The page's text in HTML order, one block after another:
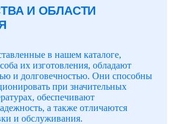
И ОБЛАСТИ
в нашем каталоге,
их изготовления, обладают
и долговечностью. Они способны
при значительных
обеспечивают
а также отличаются
и обслуживания.